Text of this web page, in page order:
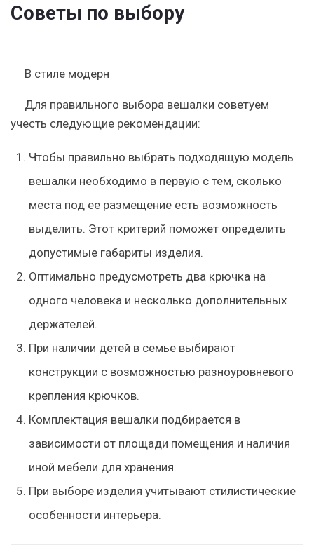
Советы по выбору
В стиле модерн
Для правильного выбора вешалки советуем
учесть следующие рекомендации:
Чтобы правильно выбрать подходящую модель
вешалки необходимо в первую с тем, сколько
места под ее размещение есть возможность
выделить. Этот критерий поможет определить
допустимые габариты изделия.
Оптимально предусмотреть два крючка на
одного человека и несколько дополнительных
держателей.
При наличии детей в семье выбирают
конструкции с возможностью разноуровневого
крепления крючков.
Комплектация вешалки подбирается в
зависимости от площади помещения и наличия
иной мебели для хранения.
При выборе изделия учитывают стилистические
особенности интерьера.